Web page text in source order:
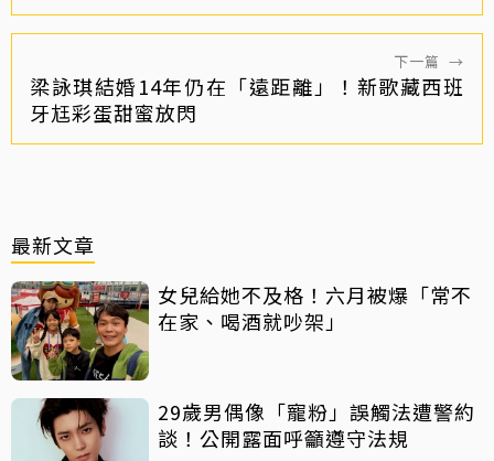
下一篇 →
梁詠琪結婚14年仍在「遠距離」！新歌藏西班
牙尪彩蛋甜蜜放閃
最新文章
女兒給她不及格！六月被爆「常不
在家、喝酒就吵架」
29歲男偶像「寵粉」誤觸法遭警約
談！公開露面呼籲遵守法規